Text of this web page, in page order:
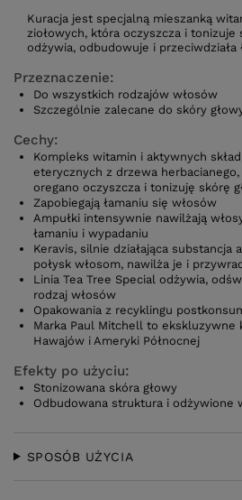
Kuracja jest specjalną mieszanką
ziołowych, która oczyszcza i tonizuje
odżywia, odbudowuje i przeciwdziała
Przeznaczenie:
Do wszystkich rodzajów włosów
Szczególnie zalecane do skóry
Cechy:
Kompleks witamin i aktywnych
eterycznych z drzewa
oregano oczyszcza i tonizuję skórę
Zapobiegają łamaniu się włosów
Ampułki intensywnie nawilżają
łamaniu i wypadaniu
Keravis, silnie działająca substancja
połysk włosom, nawilża je i
Linia Tea Tree Special odżywia,
rodzaj włosów
Opakowania z recyklingu
Marka Paul Mitchell to ekskluzywne
Hawajów i Ameryki Północnej
Efekty po użyciu:
Stonizowana skóra głowy
Odbudowana struktura i odżywione
SPOSÓB UŻYCIA